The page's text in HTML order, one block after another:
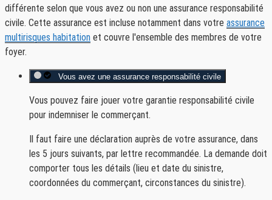
différente selon que vous avez ou non une assurance responsabilité
civile. Cette assurance est incluse notamment dans votre assurance
multirisques habitation et couvre l'ensemble des membres de votre
foyer.
Vous avez une assurance responsabilité civile
Vous pouvez faire jouer votre garantie responsabilité civile
pour indemniser le commerçant.
Il faut faire une déclaration auprès de votre assurance, dans
les 5 jours suivants, par lettre recommandée. La demande doit
comporter tous les détails (lieu et date du sinistre,
coordonnées du commerçant, circonstances du sinistre).